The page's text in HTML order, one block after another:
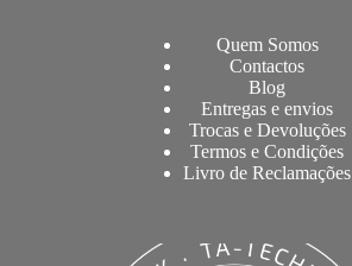
Quem Somos
Contactos
Blog
Entregas e envios
Trocas e Devoluções
Termos e Condições
Livro de Reclamações